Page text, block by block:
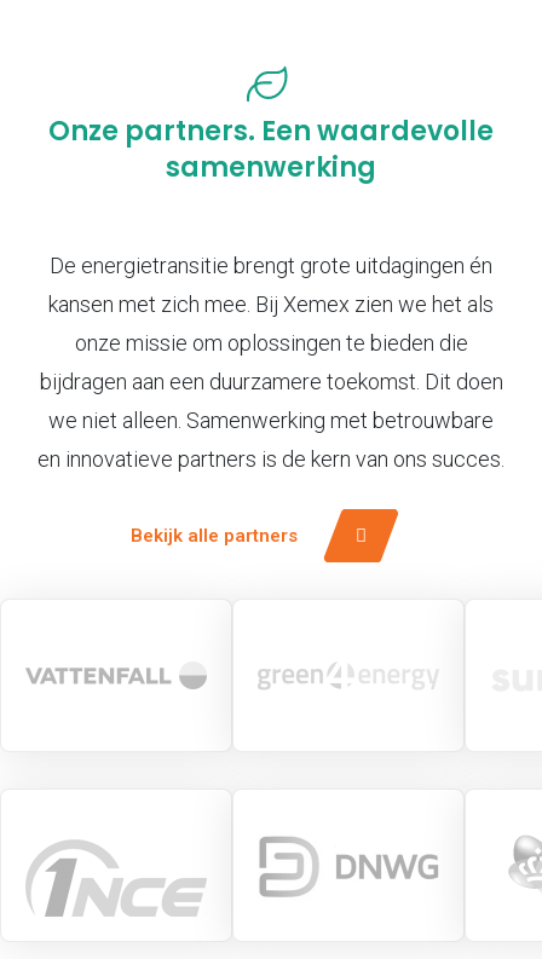
Onze partners. Een waardevolle
samenwerking
De energietransitie brengt grote uitdagingen én
kansen met zich mee. Bij Xemex zien we het als
onze missie om oplossingen te bieden die
bijdragen aan een duurzamere toekomst. Dit doen
we niet alleen. Samenwerking met betrouwbare
en innovatieve partners is de kern van ons succes.
Bekijk alle partners